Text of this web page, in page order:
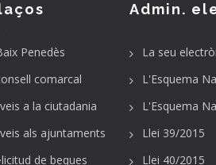
Penedès
comarcal
a la ciutadania
als ajuntaments
de beques
Admin.
La seu
L'Esquema
L'Esquema
Llei 39/2015
Llei 40/2015